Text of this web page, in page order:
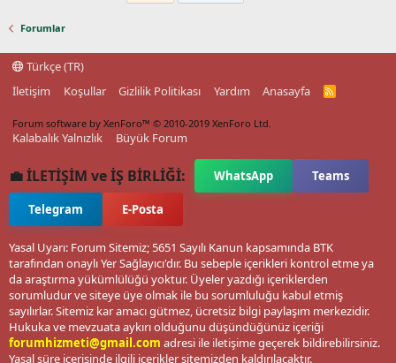
Forumlar
Türkçe (TR)
İletişim
Koşullar Gizlilik Politikası Yardım Anasayfa
R
Forum software by XenForo™ © 2010-2019 XenForo Ltd.
Kalabalık Yalnızlık Büyük Forum
💼 İLETİŞİM ve İŞ BİRLİĞİ: WhatsApp Teams
Telegram E-Posta
Yasal Uyarı: Forum Sitemiz; 5651 Sayılı Kanun kapsamında BTK
tarafından onaylı Yer Sağlayıcı'dır. Bu sebeple içerikleri kontrol etme ya
da araştırma yükümlülüğü yoktur. Üyeler yazdığı içeriklerden
sorumludur ve siteye üye olmak ile bu sorumluluğu kabul etmiş
sayılırlar. Sitemiz kar amacı gütmez, ücretsiz bilgi paylaşım merkezidir.
Hukuka ve mevzuata aykırı olduğunu düşündüğünüz içeriği
forumhizmeti@gmail.com adresi ile iletişime geçerek bildirebilirsiniz.
Yasal süre içerisinde ilgili içerikler sitemizden kaldırılacaktır.